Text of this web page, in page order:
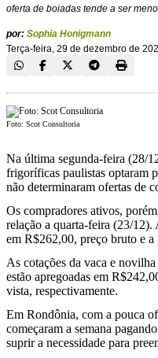
oferta de boiadas tende a ser
por: Sophia Honigmann
Terça-feira, 29 de dezembro de
Foto: Scot Consultoria
Na última segunda-feira (28/
frigoríficas paulistas optaram
não determinaram ofertas de
Os compradores ativos,
relação a quarta-feira (23/12).
em R$262,00, preço bruto e a
As cotações da vaca e
estão apregoadas em
vista, respectivamente.
Em Rondônia, com a pouca
começaram a semana
suprir a necessidade para